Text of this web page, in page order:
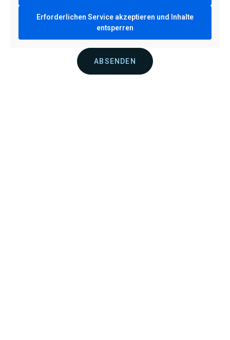
Erforderlichen Service akzeptieren und Inhalte
entsperren
ABSENDEN